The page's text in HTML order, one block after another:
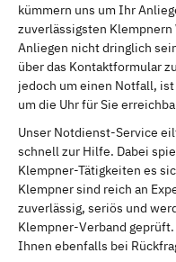
kümmern uns um Ihr
zuverlässigsten
Anliegen nicht dringlich
über das Kontaktformular
jedoch um einen Notfall,
um die Uhr für Sie
Unser Notdienst-Service
schnell zur Hilfe. Dabei
Klempner-Tätigkeiten es
Klempner sind reich an
zuverlässig, seriös und
Klempner-Verband
Ihnen ebenfalls bei